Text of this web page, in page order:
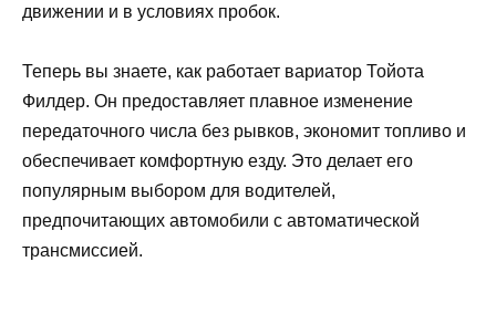
движении и в условиях пробок.
Теперь вы знаете, как работает вариатор Тойота
Филдер. Он предоставляет плавное изменение
передаточного числа без рывков, экономит топливо и
обеспечивает комфортную езду. Это делает его
популярным выбором для водителей,
предпочитающих автомобили с автоматической
трансмиссией.